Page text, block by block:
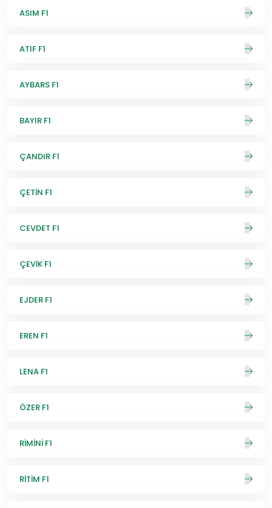
ASIM F1
ATIF F1
AYBARS F1
BAYIR F1
ÇANDIR F1
ÇETİN F1
CEVDET F1
ÇEVİK F1
EJDER F1
EREN F1
LENA F1
ÖZER F1
RİMİNİ F1
RİTİM F1